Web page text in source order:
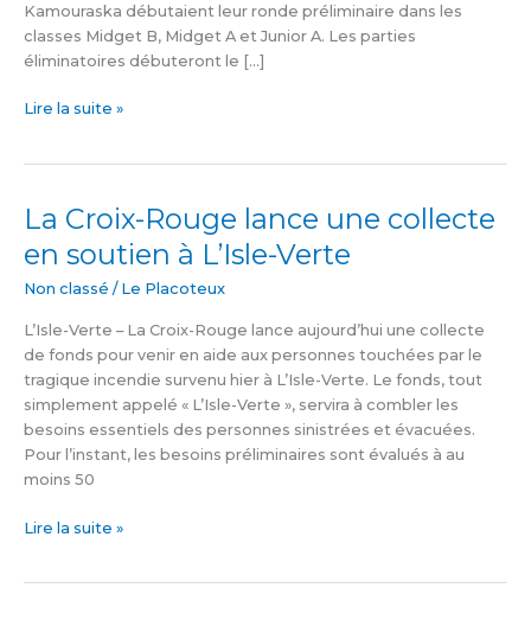
Kamouraska débutaient leur ronde préliminaire dans les
classes Midget B, Midget A et Junior A. Les parties
éliminatoires débuteront le […]
Lire la suite »
La Croix-Rouge lance une collecte
en soutien à L’Isle-Verte
Non classé / Le Placoteux
L’Isle-Verte – La Croix-Rouge lance aujourd’hui une collecte
de fonds pour venir en aide aux personnes touchées par le
tragique incendie survenu hier à L’Isle-Verte. Le fonds, tout
simplement appelé « L’Isle-Verte », servira à combler les
besoins essentiels des personnes sinistrées et évacuées.
Pour l’instant, les besoins préliminaires sont évalués à au
moins 50
La
Rouge
lance
collecte
en
soutien
à
L’Isle-
Verte
Lire la suite »